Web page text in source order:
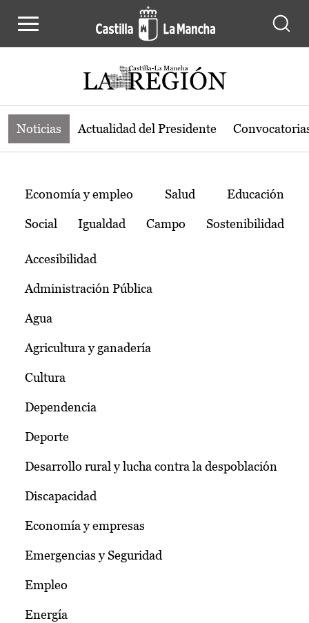
Noticias de la región de Castilla-La
Noticias Actualidad del Presidente
Temas
Economía y empleo Salud Educación
Social Igualdad Campo Sostenibilidad
Accesibilidad
Administración Pública
Agua
Agricultura y ganadería
Cultura
Dependencia
Deporte
Desarrollo rural y lucha contra la despoblación
Discapacidad
Economía y empresas
Emergencias y Seguridad
Empleo
Energía